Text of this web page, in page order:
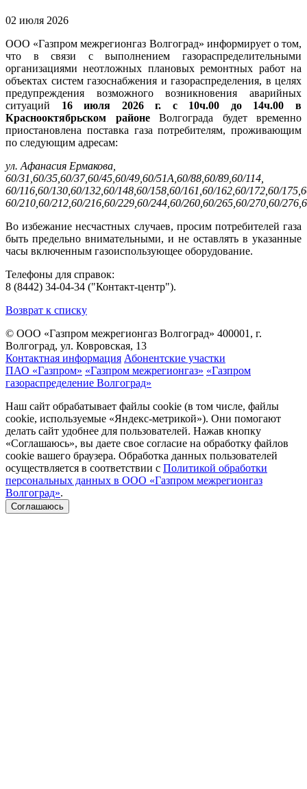
02 июля 2026
ООО «Газпром межрегионгаз Волгоград» информирует о том,
что в связи с выполнением газораспределительными
организациями неотложных плановых ремонтных работ на
объектах систем газоснабжения и газораспределения, в целях
предупреждения возможного возникновения аварийных
ситуаций 16 июля 2026 г. с 10ч.00 до 14ч.00 в
Краснооктябрьском районеВолгограда будет временно
приостановлена поставка газа потребителям, проживающим
по следующим адресам:
ул. Афанасия Ермакова,
60/31,60/35,60/37,60/45,60/49,60/51А,60/88,60/89,60/114,
60/116, 60/130,60/132,60/148,60/158,60/161, 60/162,60/172,60/
60/210,60/212, 60/216,60/229,60/244,60/260,60/265,60/270,60/
Во избежание несчастных случаев, просим потребителей газа
быть предельно внимательными, и не оставлять в указанные
часы включенным газоиспользующее оборудование.
Телефоны для справок:
8 (8442) 34-04-34 ("Контакт-центр").
Возврат к списку
© ООО «Газпром межрегионгаз Волгоград» 400001, г.
Волгоград, ул. Ковровская, 13
Контактная информация Абонентские участки
ПАО «Газпром» «Газпром межрегионгаз» «Газпром
газораспределение Волгоград»
Наш сайт обрабатывает файлы cookie (в том числе, файлы
cookie, используемые «Яндекс-метрикой»). Они помогают
делать сайт удобнее для пользователей. Нажав кнопку
«Соглашаюсь», вы даете свое согласие на обработку файлов
cookie вашего браузера. Обработка данных пользователей
осуществляется в соответствии с Политикой обработки
персональных данных в ООО «Газпром межрегионгаз
Волгоград».
Соглашаюсь